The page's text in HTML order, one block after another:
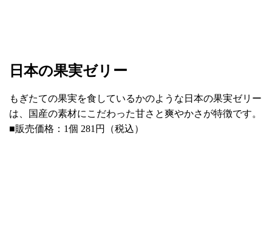
日本の果実ゼリー
もぎたての果実を食しているかのような日本の果実ゼリー
は、国産の素材にこだわった甘さと爽やかさが特徴です。
■販売価格：1個 281円（税込）